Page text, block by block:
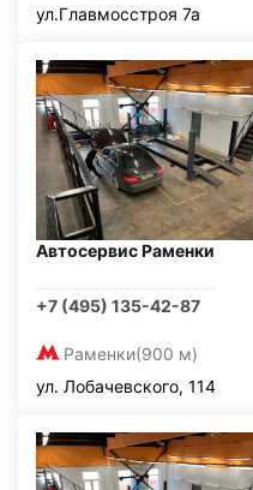
ул.Главмосстроя 7а
Автосервис Раменки
+7 (495) 135-42-87
Раменки(900 м)
ул. Лобачевского, 114